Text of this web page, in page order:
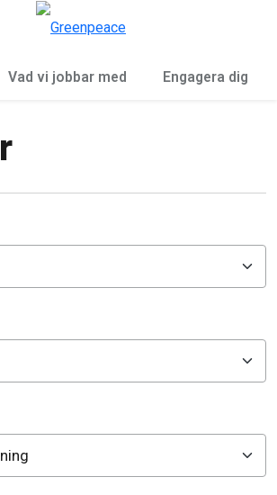
Vad vi jobbar med Engagera dig